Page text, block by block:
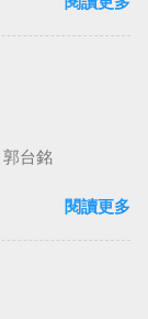
#超譯尼采 — 中
23, 2023
台銘
閱讀更多